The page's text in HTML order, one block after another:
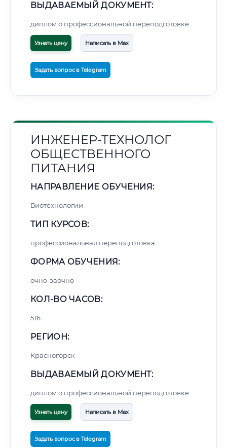
ВЫДАВАЕМЫЙ ДОКУМЕНТ:
диплом о профессиональной переподготовке
Узнать цену Написать в Max
Задать вопрос в Telegram
ИНЖЕНЕР-ТЕХНОЛОГ
ОБЩЕСТВЕННОГО
ПИТАНИЯ
НАПРАВЛЕНИЕ ОБУЧЕНИЯ:
Биотехнологии
ТИП КУРСОВ:
профессиональная переподготовка
ФОРМА ОБУЧЕНИЯ:
очно-заочно
КОЛ-ВО ЧАСОВ:
516
РЕГИОН:
Красногорск
ВЫДАВАЕМЫЙ ДОКУМЕНТ:
диплом о профессиональной переподготовке
Узнать цену Написать в Max
Задать вопрос в Telegram